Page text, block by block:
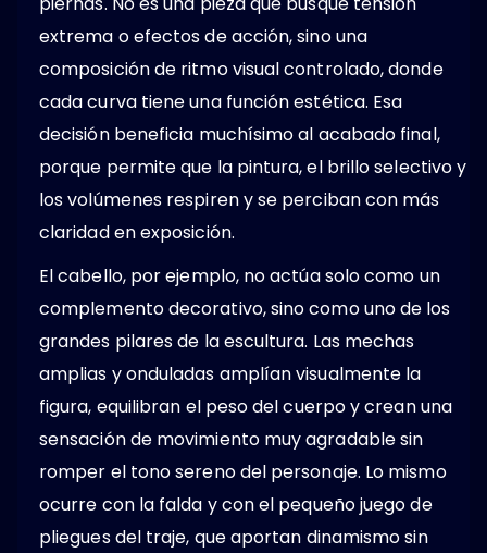
extrema o efectos de acción, sino una
composición de ritmo visual controlado, donde
cada curva tiene una función estética. Esa
decisión beneficia muchísimo al acabado final,
porque permite que la pintura, el brillo selectivo y
los volúmenes respiren y se perciban con más
claridad en exposición.
El cabello, por ejemplo, no actúa solo como un
complemento decorativo, sino como uno de los
grandes pilares de la escultura. Las mechas
amplias y onduladas amplían visualmente la
figura, equilibran el peso del cuerpo y crean una
sensación de movimiento muy agradable sin
romper el tono sereno del personaje. Lo mismo
ocurre con la falda y con el pequeño juego de
pliegues del traje, que aportan dinamismo sin